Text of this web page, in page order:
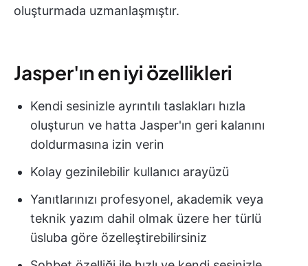
oluşturmada uzmanlaşmıştır.
Jasper'ın en iyi özellikleri
Kendi sesinizle ayrıntılı taslakları hızla
oluşturun ve hatta Jasper'ın geri kalanını
doldurmasına izin verin
Kolay gezinilebilir kullanıcı arayüzü
Yanıtlarınızı profesyonel, akademik veya
teknik yazım dahil olmak üzere her türlü
üsluba göre özelleştirebilirsiniz